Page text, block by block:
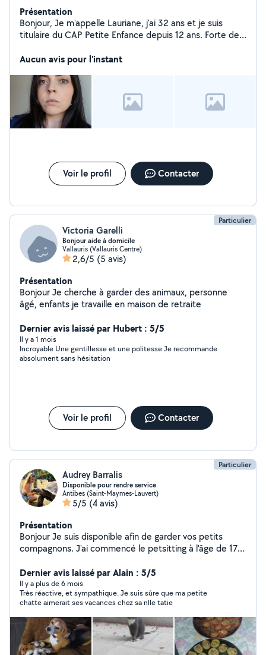
Présentation
Bonjour, Je m'appelle Lauriane, j'ai 32 ans et je suis
titulaire du CAP Petite Enfance depuis 12 ans. Forte de
travaillé en crèche, en halte-garderie ainsi qu'au domicile
développer des compétences solides en soins,
sécurité, éveil, accompagnement scolaire et
organisation du quotidien. Patiente, douce et attentive,
je veille toujours au bien-être, au rythme et aux besoins
de chaque enfant. J'accorde une grande importance à la
de deux garçons de 10 et 8 ans, je connais parfaitement
les attentes et les préoccupations des parents. Mon
expérience personnelle renforce mon professionnalisme
conduire et véhiculée, je peux assurer les déplacements
(école, activités, rendez-vous). Je suis disponible du
lundi au vendredi.
Aucun avis pour l'instant
Voir le profil Contacter
Particulier
Victoria Garelli
Bonjour aide à domicile
Vallauris (Vallauris Centre)
2,6/5 (5 avis)
Présentation
Bonjour Je cherche à garder des animaux, personne
âgé, enfants je travaille en maison de retraite
Dernier avis laissé par Hubert : 5/5
Il y a 1 mois
Incroyable Une gentillesse et une politesse Je recommande
absolument sans hésitation
Voir le profil Contacter
Particulier
Audrey Barralis
Disponible pour rendre service
Antibes (Saint-Maymes-Lauvert)
5/5 (4 avis)
Présentation
Bonjour Je suis disponible afin de garder vos petits
compagnons. J'ai commencé le petsitting à l'âge de 17
maison avec un grand jardin. Les nombreux chiens et
chats que j'ai pu avoir ou garder s'y sentaient très bien.
Aujourd'hui, je vis dans mon appartement et suis
salariée mais continuer le petsitting serait pour moi un
réel plaisir! J'aimerai vous rendre service, ce n'est pas un
effort, bien au contraire. Cela me permettrait
également d'avoir un peu de compagnie animale de
Dernier avis laissé par Alain : 5/5
Il y a plus de 6 mois
Très réactive, et sympathique. Je suis sûre que ma petite
chatte aimerait ses vacances chez sa nlle tatie